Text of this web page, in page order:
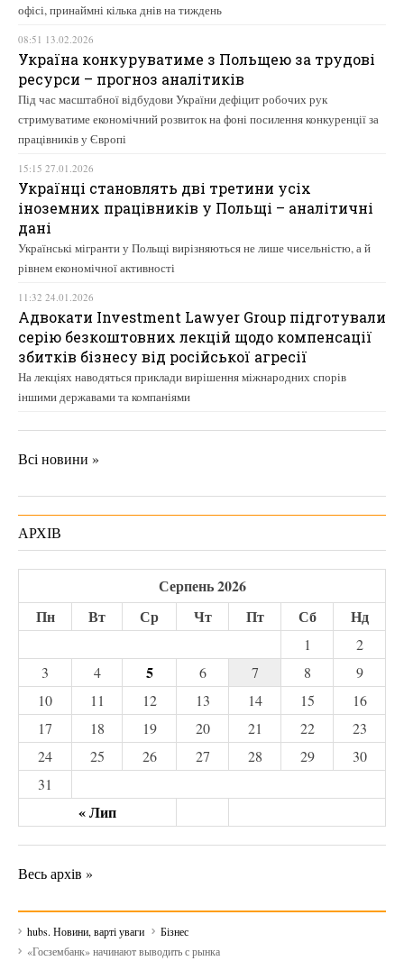
офісі, принаймні кілька днів на тиждень
08:51 13.02.2026
Україна конкуруватиме з Польщею за трудові
ресурси – прогноз аналітиків
Під час масштабної відбудови України дефіцит робочих рук
стримуватиме економічний розвиток на фоні посилення конкуренції за
працівників у Європі
15:15 27.01.2026
Українці становлять дві третини усіх
іноземних працівників у Польщі – аналітичні
дані
Українські мігранти у Польщі вирізняються не лише чисельністю, а й
рівнем економічної активності
11:32 24.01.2026
Адвокати Investment Lawyer Group підготували
серію безкоштовних лекцій щодо компенсації
збитків бізнесу від російської агресії
На лекціях наводяться приклади вирішення міжнародних спорів
іншими державами та компаніями
Всі новини »
АРХІВ
Серпень 2026
Пн
Вт Ср Чт Пт Сб Нд
« Лип
1
2
3
4 5 6 7 8
9
10
11 12 13 14 15
16
17
18 19 20 21 22
23
24
25 26 27 28 29
30
31
Весь архів »
hubs. Новини, варті уваги
Бізнес
«Госзембанк» начинают выводить с рынка